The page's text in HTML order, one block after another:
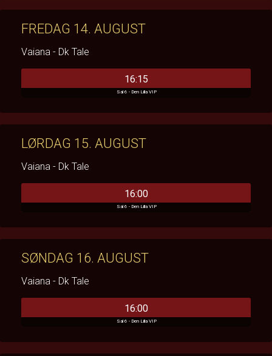
FREDAG 14. AUGUST
Vaiana - Dk Tale
Sal 6 - Den Lilla VIP
16:15
LØRDAG 15. AUGUST
Vaiana - Dk Tale
Sal 6 - Den Lilla VIP
16:00
SØNDAG 16. AUGUST
Vaiana - Dk Tale
Sal 6 - Den Lilla VIP
16:00